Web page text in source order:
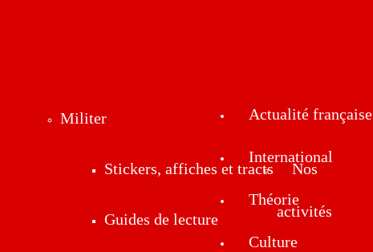
Militer
Stickers, affiches et tracts
Guides de lecture
Nos
activités
Actualité française
International
Théorie
Culture